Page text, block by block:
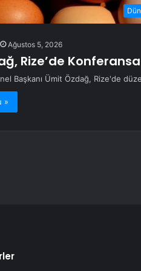
Ağustos 5, 2026
Rize’de Konferansa
Başkanı Ümit Özdağ, Rize'de
»